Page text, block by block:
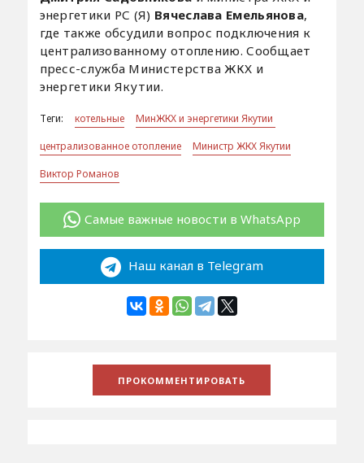
энергетики РС (Я) Вячеслава Емельянова,
где также обсудили вопрос подключения к
централизованному отоплению. Сообщает
пресс-служба Министерства ЖКХ и
энергетики Якутии.
Теги: котельные
МинЖКХ и энергетики Якутии
централизованное отопление
Министр ЖКХ Якутии
Виктор Романов
Самые важные новости в WhatsApp
Наш канал в Telegram